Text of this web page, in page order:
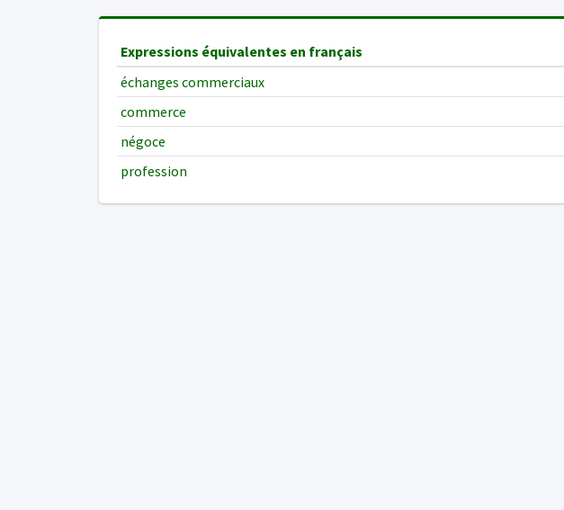
Expressions équivalentes en français
échanges commerciaux
commerce
négoce
profession